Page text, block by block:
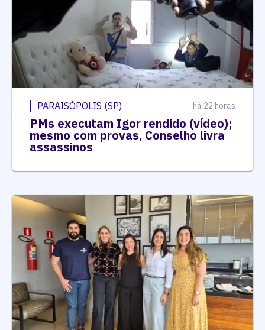
PARAISÓPOLIS (SP) há 22 horas
PMs executam Igor rendido (vídeo);
mesmo com provas, Conselho livra
assassinos